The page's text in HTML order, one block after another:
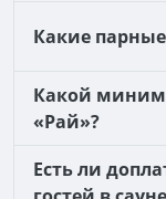
Какие парные
Какой
«Рай»?
Есть ли